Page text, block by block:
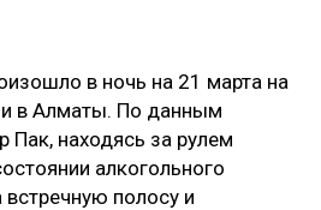
в ночь на 21 марта на
в Алматы. По данным
Пак, находясь за рулем
алкогольного
встречную полосу и